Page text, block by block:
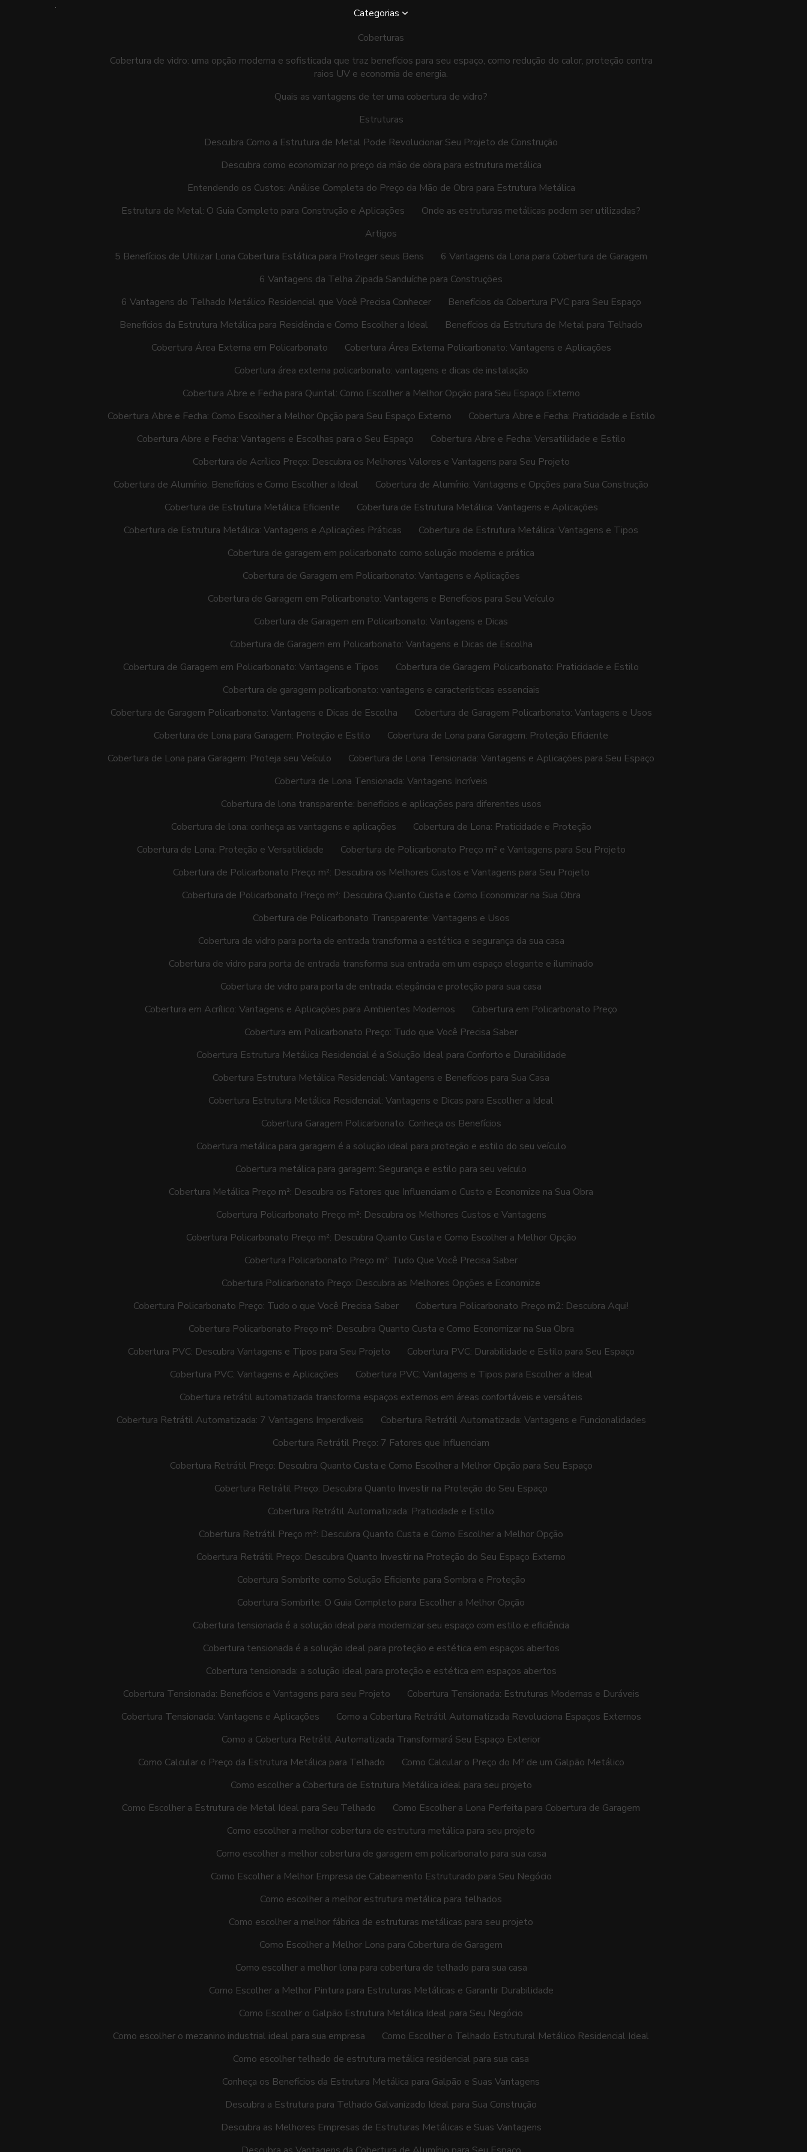
Categorias
Coberturas
Cobertura de vidro: uma opção moderna e sofisticada que traz benefícios para seu espaço, como redução do calor, proteção contra
raios UV e economia de energia.
Quais as vantagens de ter uma cobertura de vidro?
Estruturas
Descubra Como a Estrutura de Metal Pode Revolucionar Seu Projeto de Construção
Descubra como economizar no preço da mão de obra para estrutura metálica
Entendendo os Custos: Análise Completa do Preço da Mão de Obra para Estrutura Metálica
Estrutura de Metal: O Guia Completo para Construção e Aplicações
Onde as estruturas metálicas podem ser utilizadas?
Artigos
5 Benefícios de Utilizar Lona Cobertura Estática para Proteger seus Bens
6 Vantagens da Lona para Cobertura de Garagem
6 Vantagens da Telha Zipada Sanduíche para Construções
6 Vantagens do Telhado Metálico Residencial que Você Precisa Conhecer
Benefícios da Cobertura PVC para Seu Espaço
Benefícios da Estrutura Metálica para Residência e Como Escolher a Ideal
Benefícios da Estrutura de Metal para Telhado
Cobertura Área Externa em Policarbonato
Cobertura Área Externa Policarbonato: Vantagens e Aplicações
Cobertura área externa policarbonato: vantagens e dicas de instalação
Cobertura Abre e Fecha para Quintal: Como Escolher a Melhor Opção para Seu Espaço Externo
Cobertura Abre e Fecha: Como Escolher a Melhor Opção para Seu Espaço Externo
Cobertura Abre e Fecha: Praticidade e Estilo
Cobertura Abre e Fecha: Vantagens e Escolhas para o Seu Espaço
Cobertura Abre e Fecha: Versatilidade e Estilo
Cobertura de Acrílico Preço: Descubra os Melhores Valores e Vantagens para Seu Projeto
Cobertura de Alumínio: Benefícios e Como Escolher a Ideal
Cobertura de Alumínio: Vantagens e Opções para Sua Construção
Cobertura de Estrutura Metálica Eficiente
Cobertura de Estrutura Metálica: Vantagens e Aplicações
Cobertura de Estrutura Metálica: Vantagens e Aplicações Práticas
Cobertura de Estrutura Metálica: Vantagens e Tipos
Cobertura de garagem em policarbonato como solução moderna e prática
Cobertura de Garagem em Policarbonato: Vantagens e Aplicações
Cobertura de Garagem em Policarbonato: Vantagens e Benefícios para Seu Veículo
Cobertura de Garagem em Policarbonato: Vantagens e Dicas
Cobertura de Garagem em Policarbonato: Vantagens e Dicas de Escolha
Cobertura de Garagem em Policarbonato: Vantagens e Tipos
Cobertura de Garagem Policarbonato: Praticidade e Estilo
Cobertura de garagem policarbonato: vantagens e características essenciais
Cobertura de Garagem Policarbonato: Vantagens e Dicas de Escolha
Cobertura de Garagem Policarbonato: Vantagens e Usos
Cobertura de Lona para Garagem: Proteção e Estilo
Cobertura de Lona para Garagem: Proteção Eficiente
Cobertura de Lona para Garagem: Proteja seu Veículo
Cobertura de Lona Tensionada: Vantagens e Aplicações para Seu Espaço
Cobertura de Lona Tensionada: Vantagens Incríveis
Cobertura de lona transparente: benefícios e aplicações para diferentes usos
Cobertura de lona: conheça as vantagens e aplicações
Cobertura de Lona: Praticidade e Proteção
Cobertura de Lona: Proteção e Versatilidade
Cobertura de Policarbonato Preço m² e Vantagens para Seu Projeto
Cobertura de Policarbonato Preço m²: Descubra os Melhores Custos e Vantagens para Seu Projeto
Cobertura de Policarbonato Preço m²: Descubra Quanto Custa e Como Economizar na Sua Obra
Cobertura de Policarbonato Transparente: Vantagens e Usos
Cobertura de vidro para porta de entrada transforma a estética e segurança da sua casa
Cobertura de vidro para porta de entrada transforma sua entrada em um espaço elegante e iluminado
Cobertura de vidro para porta de entrada: elegância e proteção para sua casa
Cobertura em Acrílico: Vantagens e Aplicações para Ambientes Modernos
Cobertura em Policarbonato Preço
Cobertura em Policarbonato Preço: Tudo que Você Precisa Saber
Cobertura Estrutura Metálica Residencial é a Solução Ideal para Conforto e Durabilidade
Cobertura Estrutura Metálica Residencial: Vantagens e Benefícios para Sua Casa
Cobertura Estrutura Metálica Residencial: Vantagens e Dicas para Escolher a Ideal
Cobertura Garagem Policarbonato: Conheça os Benefícios
Cobertura metálica para garagem é a solução ideal para proteção e estilo do seu veículo
Cobertura metálica para garagem: Segurança e estilo para seu veículo
Cobertura Metálica Preço m²: Descubra os Fatores que Influenciam o Custo e Economize na Sua Obra
Cobertura Policarbonato Preço m²: Descubra os Melhores Custos e Vantagens
Cobertura Policarbonato Preço m²: Descubra Quanto Custa e Como Escolher a Melhor Opção
Cobertura Policarbonato Preço m²: Tudo Que Você Precisa Saber
Cobertura Policarbonato Preço: Descubra as Melhores Opções e Economize
Cobertura Policarbonato Preço: Tudo o que Você Precisa Saber
Cobertura Policarbonato Preço m2: Descubra Aqui!
Cobertura Policarbonato Preço m²: Descubra Quanto Custa e Como Economizar na Sua Obra
Cobertura PVC: Descubra Vantagens e Tipos para Seu Projeto
Cobertura PVC: Durabilidade e Estilo para Seu Espaço
Cobertura PVC: Vantagens e Aplicações
Cobertura PVC: Vantagens e Tipos para Escolher a Ideal
Cobertura retrátil automatizada transforma espaços externos em áreas confortáveis e versáteis
Cobertura Retrátil Automatizada: 7 Vantagens Imperdíveis
Cobertura Retrátil Automatizada: Vantagens e Funcionalidades
Cobertura Retrátil Preço: 7 Fatores que Influenciam
Cobertura Retrátil Preço: Descubra Quanto Custa e Como Escolher a Melhor Opção para Seu Espaço
Cobertura Retrátil Preço: Descubra Quanto Investir na Proteção do Seu Espaço
Cobertura Retrátil Automatizada: Praticidade e Estilo
Cobertura Retrátil Preço m²: Descubra Quanto Custa e Como Escolher a Melhor Opção
Cobertura Retrátil Preço: Descubra Quanto Investir na Proteção do Seu Espaço Externo
Cobertura Sombrite como Solução Eficiente para Sombra e Proteção
Cobertura Sombrite: O Guia Completo para Escolher a Melhor Opção
Cobertura tensionada é a solução ideal para modernizar seu espaço com estilo e eficiência
Cobertura tensionada é a solução ideal para proteção e estética em espaços abertos
Cobertura tensionada: a solução ideal para proteção e estética em espaços abertos
Cobertura Tensionada: Benefícios e Vantagens para seu Projeto
Cobertura Tensionada: Estruturas Modernas e Duráveis
Cobertura Tensionada: Vantagens e Aplicações
Como a Cobertura Retrátil Automatizada Revoluciona Espaços Externos
Como a Cobertura Retrátil Automatizada Transformará Seu Espaço Exterior
Como Calcular o Preço da Estrutura Metálica para Telhado
Como Calcular o Preço do M² de um Galpão Metálico
Como escolher a Cobertura de Estrutura Metálica ideal para seu projeto
Como Escolher a Estrutura de Metal Ideal para Seu Telhado
Como Escolher a Lona Perfeita para Cobertura de Garagem
Como escolher a melhor cobertura de estrutura metálica para seu projeto
Como escolher a melhor cobertura de garagem em policarbonato para sua casa
Como Escolher a Melhor Empresa de Cabeamento Estruturado para Seu Negócio
Como escolher a melhor estrutura metálica para telhados
Como escolher a melhor fábrica de estruturas metálicas para seu projeto
Como Escolher a Melhor Lona para Cobertura de Garagem
Como escolher a melhor lona para cobertura de telhado para sua casa
Como Escolher a Melhor Pintura para Estruturas Metálicas e Garantir Durabilidade
Como Escolher o Galpão Estrutura Metálica Ideal para Seu Negócio
Como escolher o mezanino industrial ideal para sua empresa
Como Escolher o Telhado Estrutural Metálico Residencial Ideal
Como escolher telhado de estrutura metálica residencial para sua casa
Conheça os Benefícios da Estrutura Metálica para Galpão e Suas Vantagens
Descubra a Estrutura para Telhado Galvanizado Ideal para Sua Construção
Descubra as Melhores Empresas de Estruturas Metálicas e Suas Vantagens